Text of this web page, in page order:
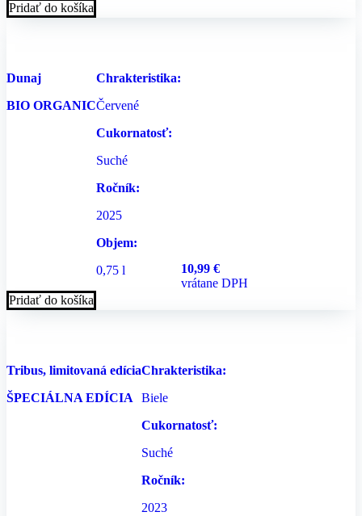
Pridať do košíka
Dunaj
BIO ORGANIC
Chrakteristika:
Červené
Cukornatosť:
Suché
Ročník:
2025
Objem:
0,75 l
10,99 €
vrátane DPH
Pridať do košíka
Tribus, limitovaná edícia
ŠPECIÁLNA EDÍCIA
Chrakteristika:
Biele
Cukornatosť:
Suché
Ročník:
2023